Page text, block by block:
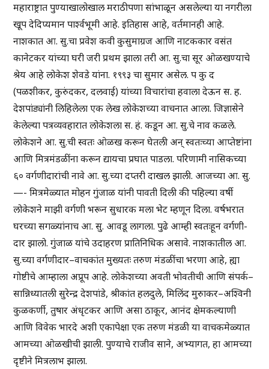
महाराष्ट्रात पुण्याखालोखाल मराठीपणा सांभाळून असलेल्या या नगरीला
खूप देदिप्यमान पार्श्वभूमी आहे. इतिहास आहे, वर्तमानही आहे.
नाशकात आ. सु.चा प्रवेश कवी कुसुमाग्रज आणि नाटककार वसंत
कानेटकर यांच्या घरी जरी प्रथम झाला तरी आ. सु.चा सूर ओळखण्याचे
श्रेय आहे लोकेश शेवडे यांना. १९९३ चा सुमार असेल. प कु द
(पळशीकर, कुरुंदकर, दलवाई) यांच्या विचारांचा हवाला देऊन स. ह.
देशपांड्यांनी लिहिलेला एक लेख लोकेशच्या वाचनात आला. जिज्ञासेने
केलेल्या पत्रव्यवहारात लोकेशला स. हं. कडून आ. सु.चे नाव कळले.
लोकेशने आ. सु.ची स्वतः ओळख करून घेतली अन् स्वतःच्या आप्तेष्टांना
आणि मित्रमंडळींना करून द्यायचा प्रघात पाडला. परिणामी नासिकच्या
६० वर्गणीदारांची नावे आ. सु.च्या दप्तरी दाखल झाली. आजच्या आ. सु.
—- मित्रमेळ्यात मोहन गुंजाळ यांनी पावती दिली की पहिल्या वर्षी
लोकेशने माझी वर्गणी भरून सुधारक मला भेट म्हणून दिला. वर्षभरात
घरच्या सगळ्यांनाच आ. सु. आवडू लागला. पुढे आम्ही स्वतःहून वर्गणी-
दार झालो. गुंजाळ यांचे उदाहरण प्रातिनिधिक असावे. नाशकातील आ.
सु.च्या वर्गणीदार–वाचकांत मुख्यतः तरुण मंडळींचा भरणा आहे, ह्या
गोष्टीचे आम्हाला अप्रूप आहे. लोकेशच्या अवती भोवतीची आणि संपर्क–
सान्निध्यातली सुरेन्द्र देशपांडे, श्रीकांत हलदुले, मिलिंद मुरुाकर–अश्विनी
कुळकर्णी, तुषार अंधृटकर आणि असा ठाकूर, आनंद क्षेमकल्याणी
आणि विवेक भारदे अशी एकापेक्षा एक तरुण मंडळी या वाचकमेळ्यात
आमच्या ओळखीची झाली. पुण्याचे राजीव साने, अभ्यागत, हा आमच्या
दृष्टीने मित्रलाभ झाला.